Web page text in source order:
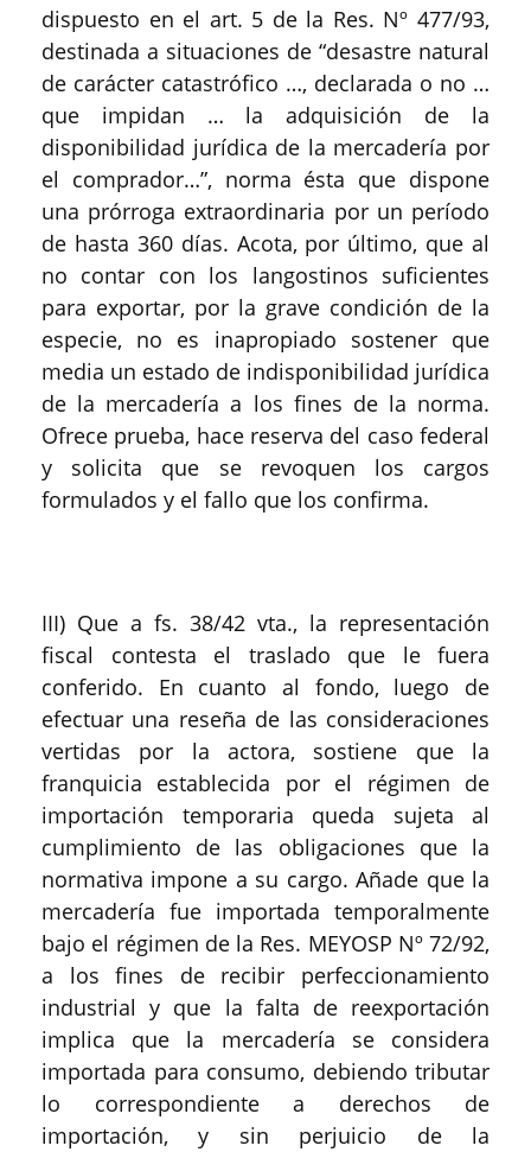
dispuesto en el art. 5 de la Res. Nº 477/93,
destinada a situaciones de “desastre natural
de carácter catastrófico …, declarada o no …
que impidan … la adquisición de la
disponibilidad jurídica de la mercadería por
el comprador…”, norma ésta que dispone
una prórroga extraordinaria por un período
de hasta 360 días. Acota, por último, que al
no contar con los langostinos suficientes
para exportar, por la grave condición de la
especie, no es inapropiado sostener que
media un estado de indisponibilidad jurídica
de la mercadería a los fines de la norma.
Ofrece prueba, hace reserva del caso federal
y solicita que se revoquen los cargos
formulados y el fallo que los confirma.
III) Que a fs. 38/42 vta., la representación
fiscal contesta el traslado que le fuera
conferido. En cuanto al fondo, luego de
efectuar una reseña de las consideraciones
vertidas por la actora, sostiene que la
franquicia establecida por el régimen de
importación temporaria queda sujeta al
cumplimiento de las obligaciones que la
normativa impone a su cargo. Añade que la
mercadería fue importada temporalmente
bajo el régimen de la Res. MEYOSP Nº 72/92,
a los fines de recibir perfeccionamiento
industrial y que la falta de reexportación
implica que la mercadería se considera
importada para consumo, debiendo tributar
lo correspondiente a derechos de
importación, y sin perjuicio de la